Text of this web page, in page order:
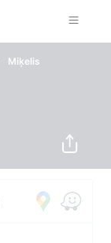
Miķelis